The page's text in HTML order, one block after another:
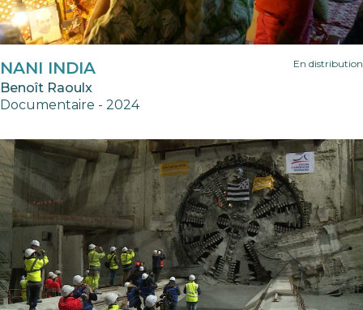
En distribution
NANI INDIA
Benoît Raoulx
Documentaire - 2024